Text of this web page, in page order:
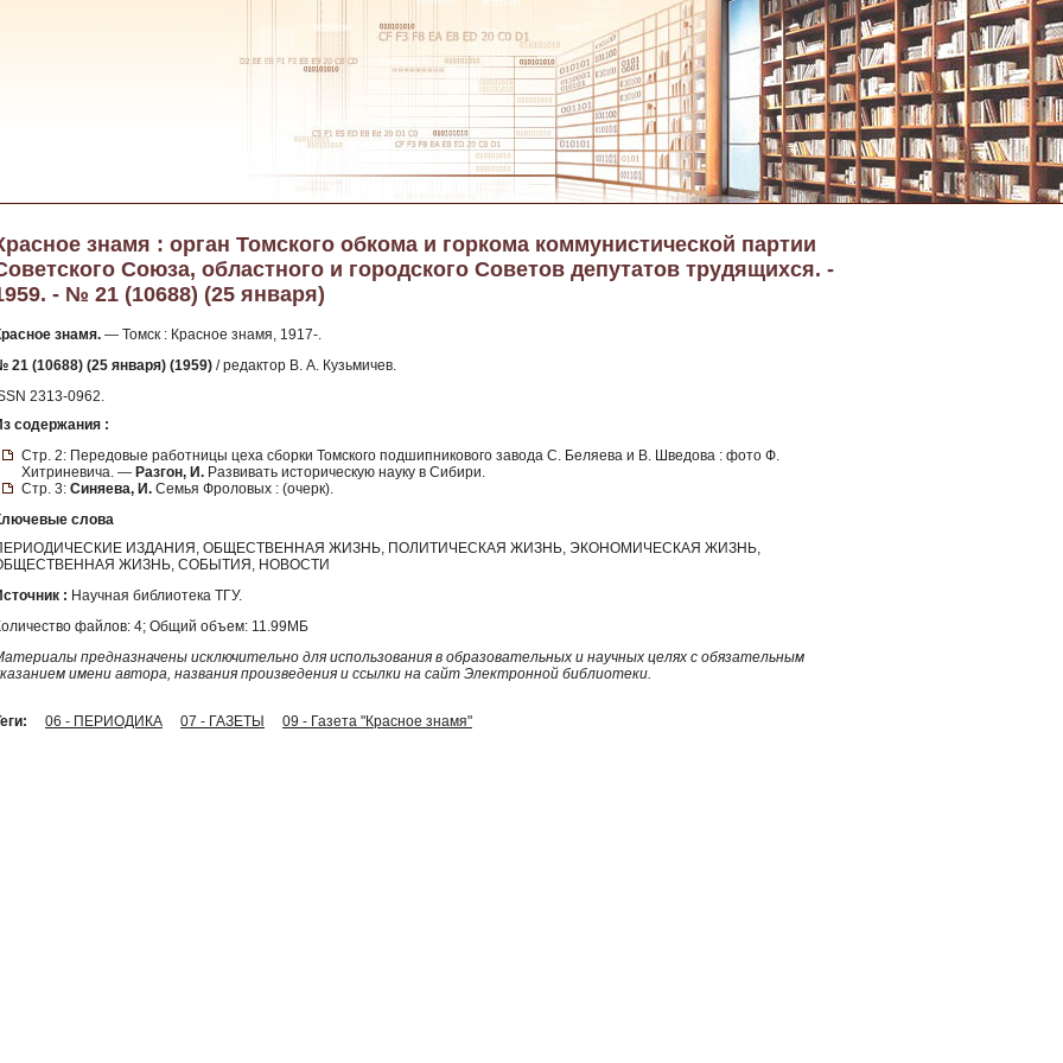
знамя : орган Томского обкома и горкома коммунистической партии
Союза, областного и городского Советов депутатов трудящихся. -
- № 21 (10688) (25 января)
знамя. — Томск : Красное знамя, 1917-.
21 (10688) (25 января) (1959) / редактор В. А. Кузьмичев.
2313-0962.
содержания :
Стр. 2: Передовые работницы цеха сборки Томского подшипникового завода С. Беляева и В. Шведова : фото Ф.
Хитриневича. — Разгон, И. Развивать историческую науку в Сибири.
Стр. 3: Синяева, И. Семья Фроловых : (очерк).
слова
ИЗДАНИЯ, ОБЩЕСТВЕННАЯ ЖИЗНЬ, ПОЛИТИЧЕСКАЯ ЖИЗНЬ, ЭКОНОМИЧЕСКАЯ ЖИЗНЬ,
ЖИЗНЬ, СОБЫТИЯ, НОВОСТИ
: Научная библиотека ТГУ.
файлов: 4; Общий объем: 11.99МБ
предназначены исключительно для использования в образовательных и научных целях с обязательным
имени автора, названия произведения и ссылки на сайт Электронной библиотеки.
06 - ПЕРИОДИКА 07 - ГАЗЕТЫ 09 - Газета "Красное знамя"